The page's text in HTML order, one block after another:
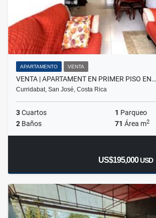
APARTAMENTO VENTA
VENTA | APARTAMENT EN PRIMER PISO EN…
Curridabat, San José, Costa Rica
3Cuartos 1 Parqueo
2 Baños 71 Área m2
US$195,000USD